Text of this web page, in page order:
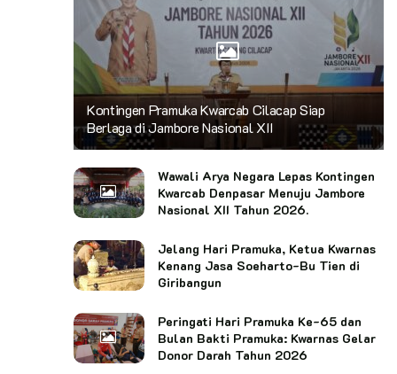
Kontingen Pramuka Kwarcab Cilacap Siap
Berlaga di Jambore Nasional XII
Wawali Arya Negara Lepas Kontingen
Kwarcab Denpasar Menuju Jambore
Nasional XII Tahun 2026.
Jelang Hari Pramuka, Ketua Kwarnas
Kenang Jasa Soeharto-Bu Tien di
Giribangun
Peringati Hari Pramuka Ke-65 dan
Bulan Bakti Pramuka: Kwarnas Gelar
Donor Darah Tahun 2026